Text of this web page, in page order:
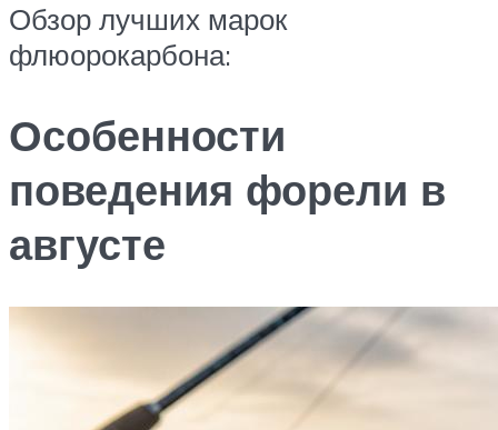
Обзор лучших марок
флюорокарбона:
Особенности
поведения форели в
августе